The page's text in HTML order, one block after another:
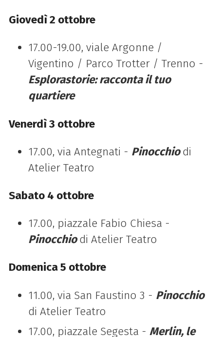
Giovedì 2 ottobre
17.00-19.00, viale Argonne /
Vigentino / Parco Trotter / Trenno -
Esplorastorie: racconta il tuo
quartiere
Venerdì 3 ottobre
17.00, via Antegnati - Pinocchiodi
Atelier Teatro
Sabato 4 ottobre
17.00, piazzale Fabio Chiesa -
Pinocchiodi Atelier Teatro
Domenica 5 ottobre
11.00, via San Faustino 3 - Pinocchio
di Atelier Teatro
17.00, piazzale Segesta - Merlin, le